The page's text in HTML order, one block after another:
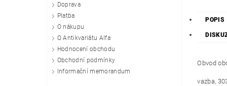
Doprava
Platba
O nákupu
O Antikvariátu Alfa
Hodnocení obchodu
Obchodní podmínky
Informační memorandum
POPIS
Obvod
vazba,